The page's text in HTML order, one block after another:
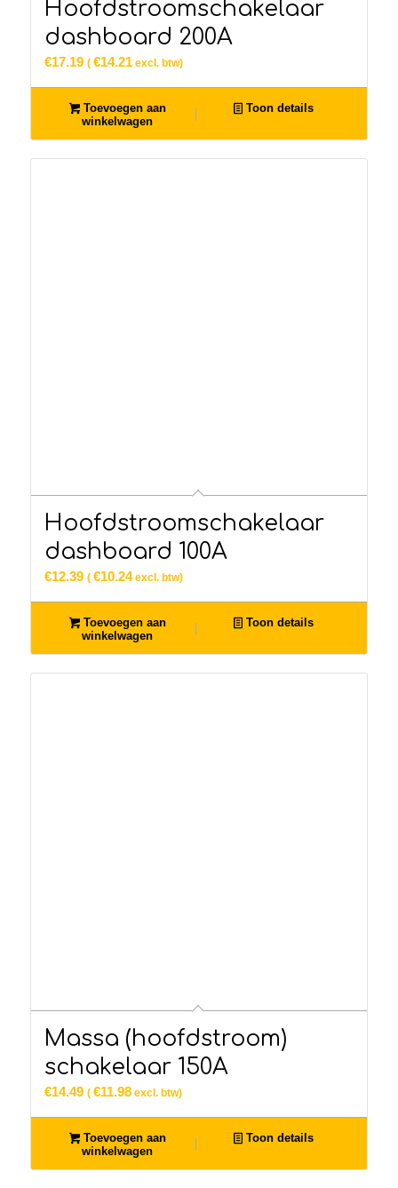
Hoofdstroomschakelaar
dashboard 200A
€17.19 ( €14.21excl. btw)
Toevoegen aan
winkelwagen
Toon details
Hoofdstroomschakelaar
dashboard 100A
€12.39 ( €10.24excl. btw)
Toevoegen aan
winkelwagen
Toon details
Massa (hoofdstroom)
schakelaar 150A
€14.49 ( €11.98excl. btw)
Toevoegen aan
winkelwagen
Toon details